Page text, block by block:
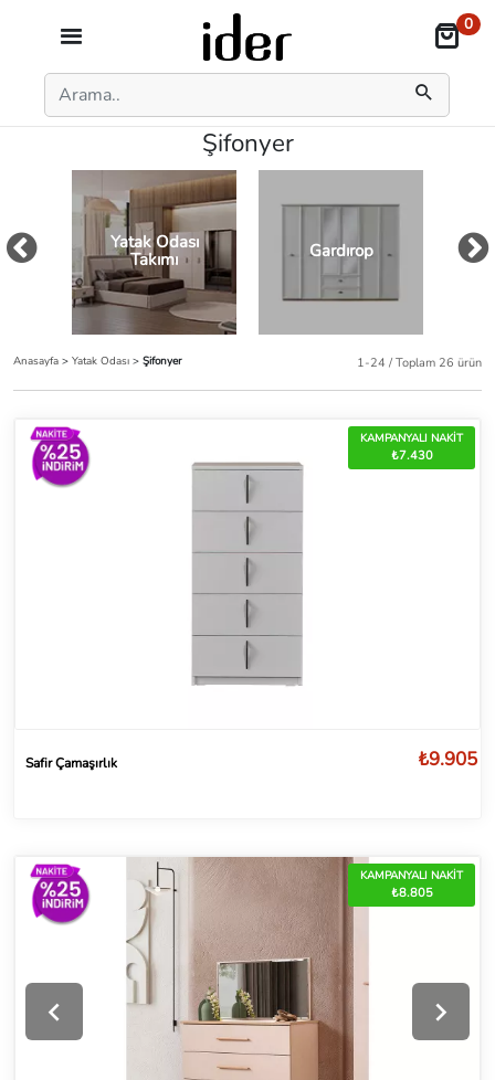
0
Şifonyer
Yatak Odası
Takımı
Gardırop
Anasayfa > Yatak Odası > Şifonyer 1-24 / Toplam 26 ürün
KAMPANYALI NAKİT
₺7.430
Safir Çamaşırlık ₺9.905
KAMPANYALI NAKİT
₺8.805